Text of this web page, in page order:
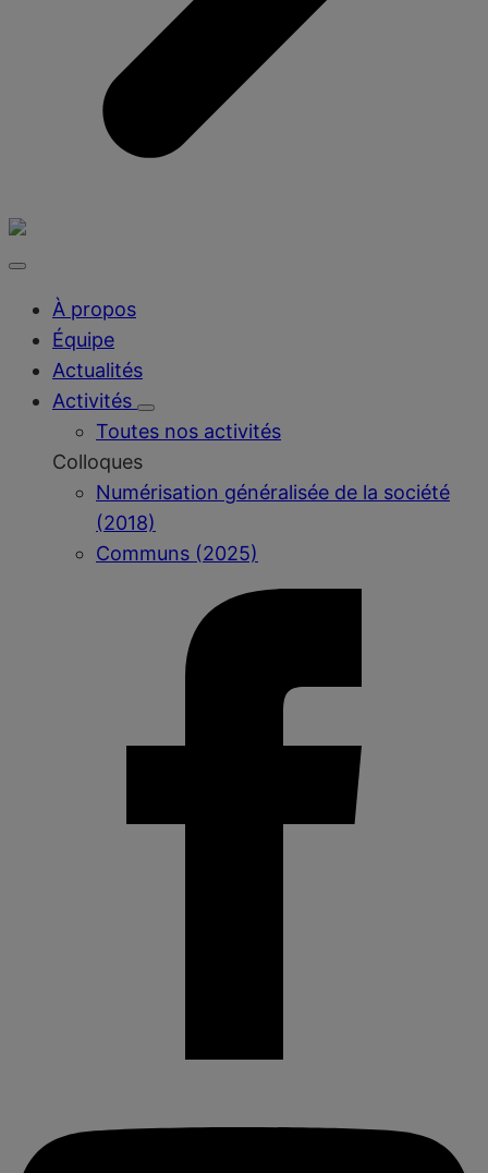
À propos
Équipe
Actualités
Activités
Toutes nos activités
Colloques
Numérisation généralisée de la société
(2018)
Communs (2025)